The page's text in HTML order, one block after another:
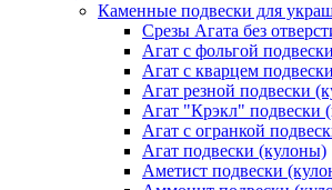
Каменные подвески для
Срезы Агата без
Агат с фольгой
Агат с кварцем
Агат резной подвески
Агат "Крэкл" подвески
Агат с огранкой
Агат подвески (кулоны)
Аметист подвески